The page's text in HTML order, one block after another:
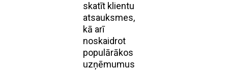
skatīt klientu
atsauksmes,
kā arī
noskaidrot
populārākos
uzņēmumus